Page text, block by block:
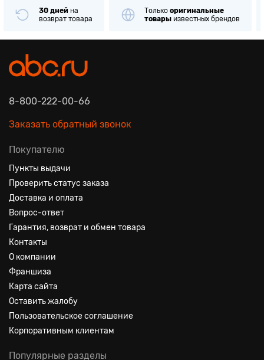
Только
оригинальные
товарыизвестных брендов
Примерка
при получении
8-800-222-00-66
Заказать обратный звонок
Покупателю
Пункты выдачи
Проверить статус заказа
Доставка и оплата
Вопрос-ответ
Гарантия, возврат и обмен товара
Контакты
О компании
Франшиза
Карта сайта
Оставить жалобу
Пользовательское соглашение
Корпоративным клиентам
Популярные разделы